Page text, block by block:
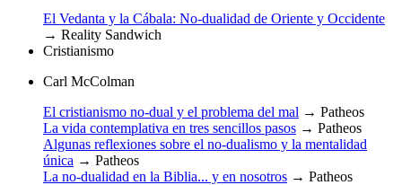
El Vedanta y la Cábala: No-dualidad de Oriente y Occidente
→ Reality Sandwich
Cristianismo
Carl McColman
El cristianismo no-dual y el problema del mal → Patheos
La vida contemplativa en tres sencillos pasos → Patheos
Algunas reflexiones sobre el no-dualismo y la mentalidad
única → Patheos
La no-dualidad en la Biblia... y en nosotros → Patheos